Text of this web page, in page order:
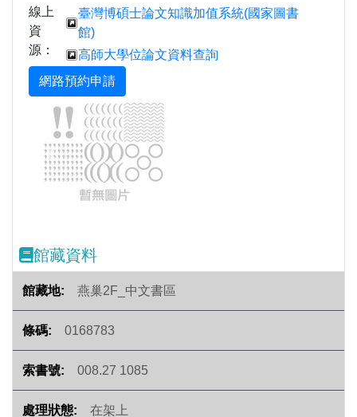
線上
資
源：
臺灣博碩士論文知識加值系統(國家圖書
館)
高師大學位論文資料查詢
Previous
館藏資料
燕巢2F_中文書區
0168783
008.27 1085
在架上